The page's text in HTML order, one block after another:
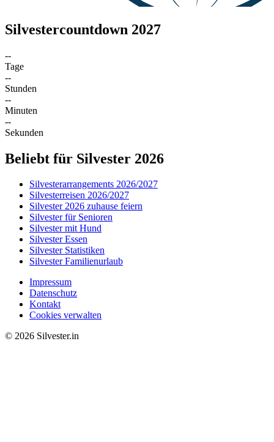
Silvestercountdown 2027
--
Tage
--
Stunden
--
Minuten
--
Sekunden
Beliebt für Silvester 2026
Silvesterarrangements 2026/2027
Silvesterreisen 2026/2027
Silvester 2026 zuhause feiern
Silvester für Senioren
Silvester mit Hund
Silvester Essen
Silvester Statistiken
Silvester Familienurlaub
Impressum
Datenschutz
Kontakt
Cookies verwalten
© 2026 Silvester.in